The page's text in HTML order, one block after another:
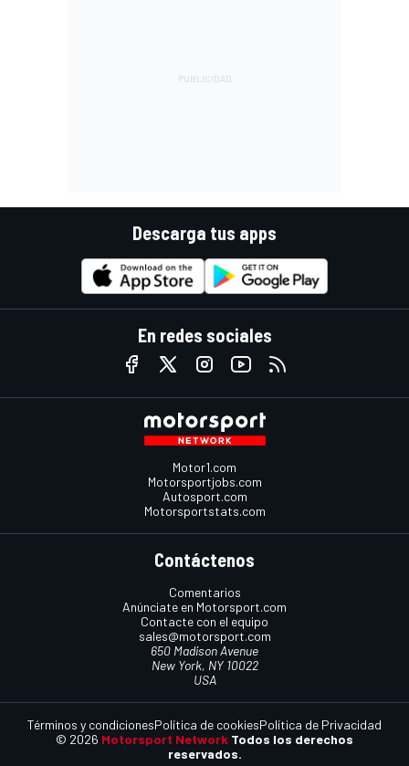
Descarga tus apps
En redes sociales
Motor1.com
Motorsportjobs.com
Autosport.com
Motorsportstats.com
Contáctenos
Comentarios
Anúnciate en Motorsport.com
Contacte con el equipo
sales@motorsport.com
650 Madison Avenue
New York, NY 10022
USA
© 2026 Motorsport Network Todos los derechos
reservados.
Términos y condicionesPolítica de cookiesPolítica de Privacidad